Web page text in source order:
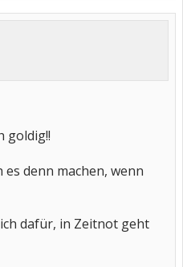
goldig!!
denn machen, wenn
dafür, in Zeitnot geht